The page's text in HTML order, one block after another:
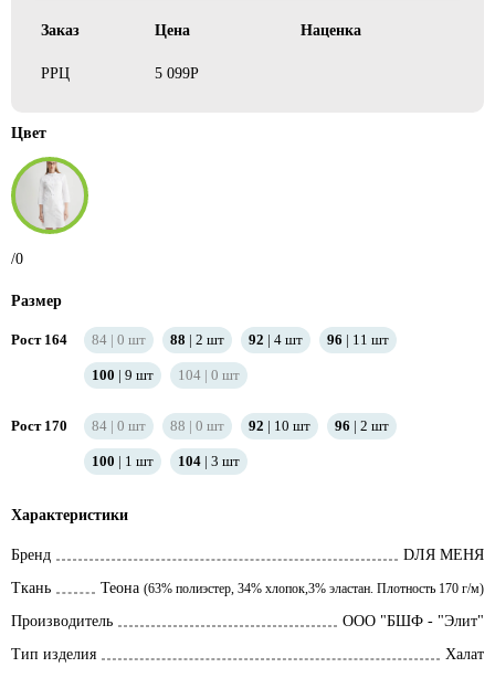
Заказ Цена Наценка
РРЦ 5 099Р
Цвет
/0
Размер
Рост 164 84 0 шт 88 2 шт 92 4 шт 96 11 шт
100 9 шт 104 0 шт
Рост 170 84 0 шт 88 0 шт 92 10 шт 96 2 шт
100 1 шт 104 3 шт
Характеристики
Бренд
DЛЯ МЕНЯ
Ткань
Теона (63% полиэстер, 34% хлопок,3% эластан. Плотность 170 г/м)
Производитель
ООО "БШФ - "Элит"
Тип изделия
Халат